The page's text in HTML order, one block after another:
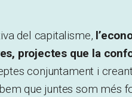
del capitalisme,
projectes que la
conjuntament i
que juntes som més